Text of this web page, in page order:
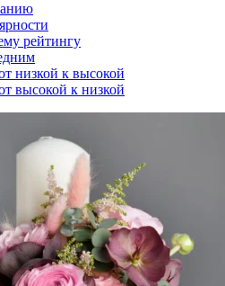
рейтингу
низкой к высокой
высокой к низкой